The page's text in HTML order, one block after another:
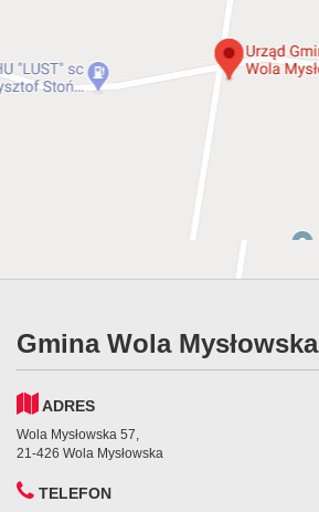
Gmina Wola Mysłowska
ADRES
Wola Mysłowska 57,
21-426 Wola Mysłowska
TELEFON